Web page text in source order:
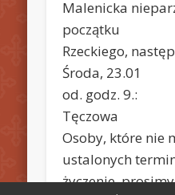
Malenicka
początku
Rzeckiego,
Środa, 23.01
od. godz. 9.:
Tęczowa
Osoby, które nie
ustalonych
życzenie,